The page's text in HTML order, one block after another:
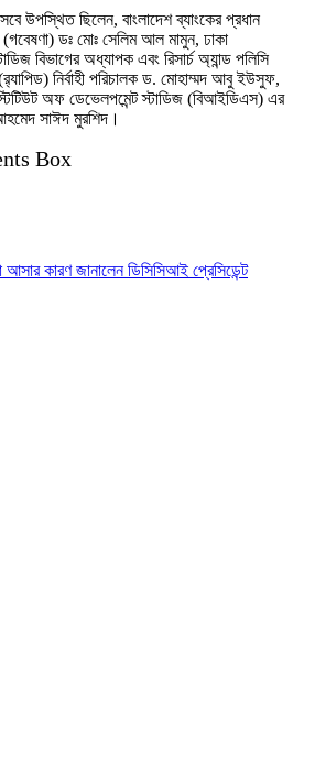
উপস্থিত ছিলেন, বাংলাদেশ ব্যাংকের প্রধান
(গবেষণা) ডঃ মোঃ সেলিম আল মামুন, ঢাকা
বিভাগের অধ্যাপক এবং রিসার্চ অ্যান্ড পলিসি
নির্বাহী পরিচালক ড. মোহাম্মদ আবু ইউসুফ,
অফ ডেভেলপমেন্ট স্টাডিজ (বিআইডিএস) এর
সাঈদ মুরশিদ।
Box
আসার কারণ জানালেন ডিসিসিআই প্রেসিডেন্ট